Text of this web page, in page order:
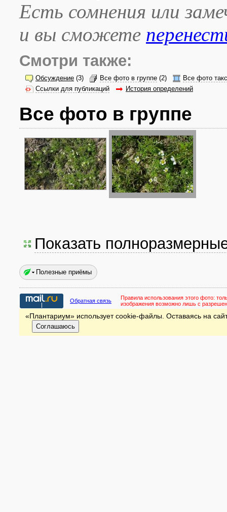
Есть сомнения или
и вы сможете
Смотри также:
Обсуждение (3) Все фото в группе (2)
Все фото
Ссылки для публикаций
История определений
Все фото в группе
Показать
Полезные приёмы
Обратная связь Правила использования этого фото:
изображения возможно лишь с
«Плантариум» использует cookie-файлы. Оставаясь на
Соглашаюсь